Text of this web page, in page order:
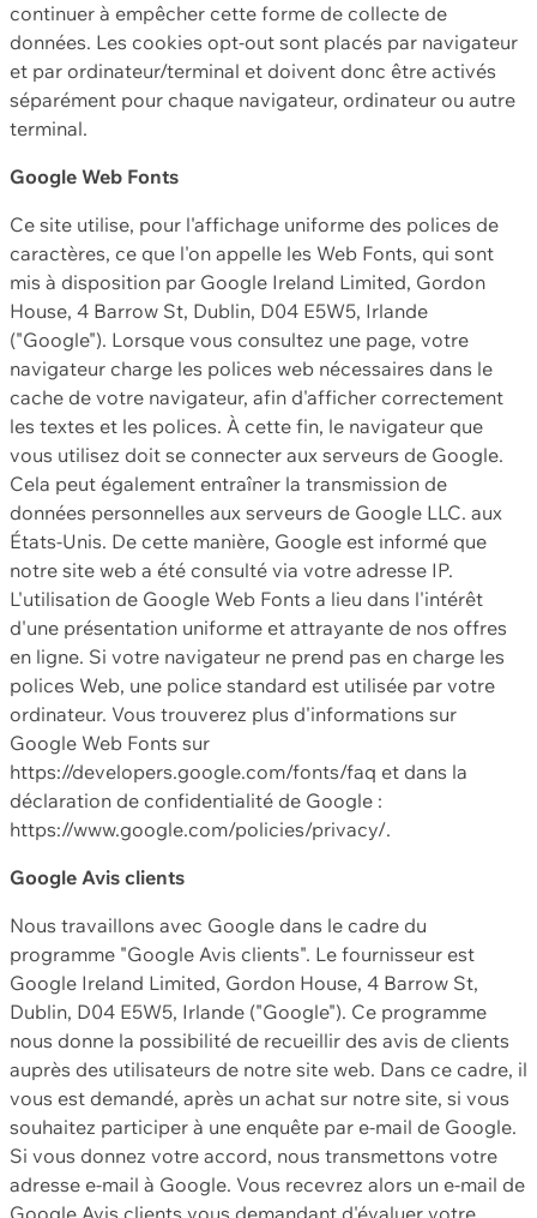
continuer à empêcher cette forme de collecte de
données. Les cookies opt-out sont placés par navigateur
et par ordinateur/terminal et doivent donc être activés
séparément pour chaque navigateur, ordinateur ou autre
terminal.
Google Web Fonts
Ce site utilise, pour l'affichage uniforme des polices de
caractères, ce que l'on appelle les Web Fonts, qui sont
mis à disposition par Google Ireland Limited, Gordon
House, 4 Barrow St, Dublin, D04 E5W5, Irlande
("Google"). Lorsque vous consultez une page, votre
navigateur charge les polices web nécessaires dans le
cache de votre navigateur, afin d'afficher correctement
les textes et les polices. À cette fin, le navigateur que
vous utilisez doit se connecter aux serveurs de Google.
Cela peut également entraîner la transmission de
données personnelles aux serveurs de Google LLC. aux
États-Unis. De cette manière, Google est informé que
notre site web a été consulté via votre adresse IP.
L'utilisation de Google Web Fonts a lieu dans l'intérêt
d'une présentation uniforme et attrayante de nos offres
en ligne. Si votre navigateur ne prend pas en charge les
polices Web, une police standard est utilisée par votre
ordinateur. Vous trouverez plus d'informations sur
Google Web Fonts sur
https://developers.google.com/fonts/faq et dans la
déclaration de confidentialité de Google :
https://www.google.com/policies/privacy/.
Google Avis clients
Nous travaillons avec Google dans le cadre du
programme "Google Avis clients". Le fournisseur est
Google Ireland Limited, Gordon House, 4 Barrow St,
Dublin, D04 E5W5, Irlande ("Google"). Ce programme
nous donne la possibilité de recueillir des avis de clients
auprès des utilisateurs de notre site web. Dans ce cadre, il
vous est demandé, après un achat sur notre site, si vous
souhaitez participer à une enquête par e-mail de Google.
Si vous donnez votre accord, nous transmettons votre
adresse e-mail à Google. Vous recevrez alors un e-mail de